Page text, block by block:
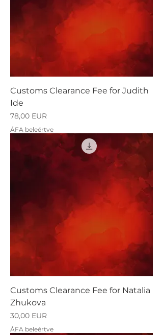
Customs Clearance Fee for Judith
Ide
Ár
78,00 EUR
ÁFA beleértve
Customs Clearance Fee for Natalia
Zhukova
Ár
30,00 EUR
ÁFA beleértve